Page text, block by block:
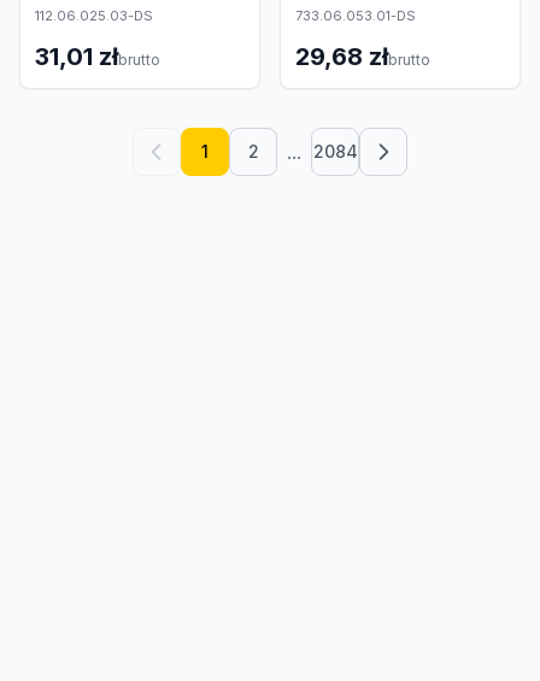
różnicowego
112.06.025.03-DS
31,01 złbrutto
różnicowego
733.06.053.01-DS
29,68 złbrutto
1 2 ... 2084